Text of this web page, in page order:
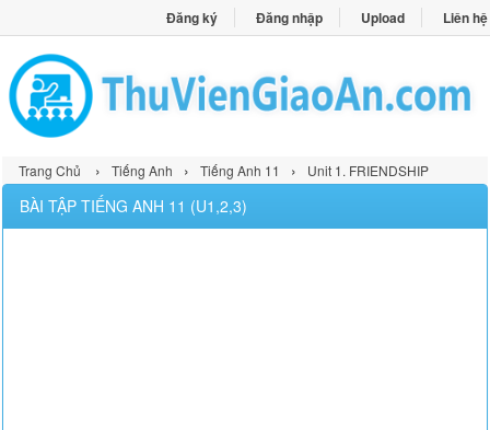
Đăng ký Đăng nhập Upload Liên hệ
Trang Chủ › Tiếng Anh › Tiếng Anh 11 › Unit 1. FRIENDSHIP
BÀI TẬP TIẾNG ANH 11 (U1,2,3)